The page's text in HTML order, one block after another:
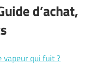
d’achat,
vapeur qui fuit ?